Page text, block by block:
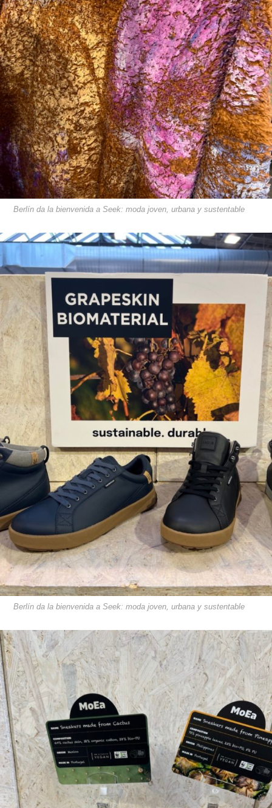
Berlín da la bienvenida a Seek: moda joven, urbana y sustentable
Berlín da la bienvenida a Seek: moda joven, urbana y sustentable